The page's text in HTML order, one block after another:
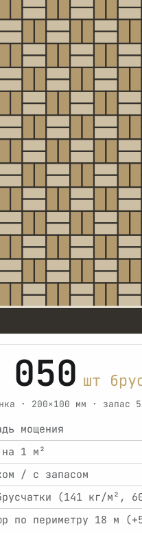
шт
· 200×100 мм · запас 5
мощения
1 м²
/ с запасом
(141 кг/м²,
по периметру 18 м